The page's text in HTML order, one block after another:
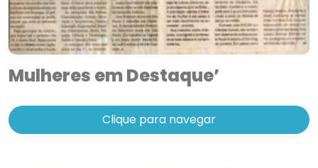
Mulheres em Destaque’
Clique para navegar